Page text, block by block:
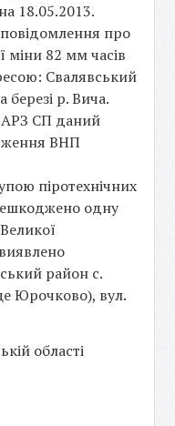
18.05.2013.
про
міни 82 мм часів
Свалявський
р. Вича.
АРЗ СП даний
ВНП
піротехнічних
одну
район с.
Юрочково), вул.
області